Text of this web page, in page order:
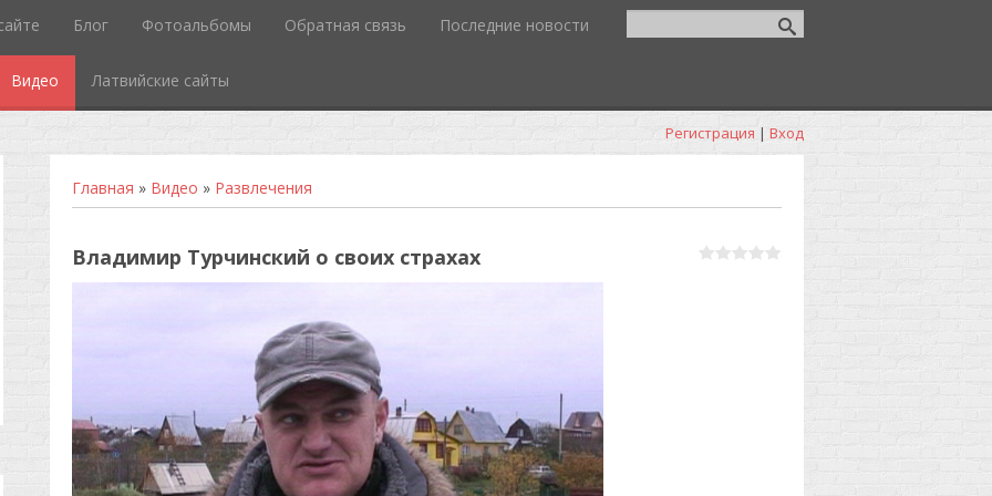
Блог Фотоальбомы Обратная связь Последние новости
Видео Латвийские сайты
Регистрация | Вход
Главная » Видео » Развлечения
Владимир Турчинский о своих страхах